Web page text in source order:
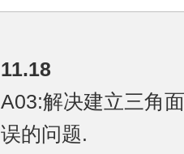
11.18
A03:解决建立三角
误的问题.